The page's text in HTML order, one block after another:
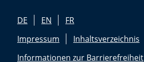
DE EN
FR
Impressum
Inhaltsverzeichnis
Informationen zur Barrierefreiheit